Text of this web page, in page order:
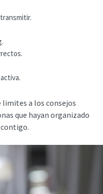
limites a los consejos
que hayan organizado